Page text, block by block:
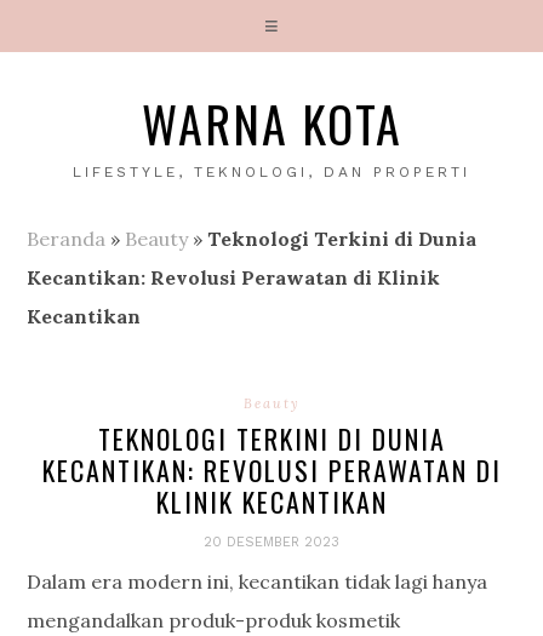
WARNA KOTA
LIFESTYLE, TEKNOLOGI, DAN PROPERTI
Beranda » Beauty» Teknologi Terkini di Dunia
Kecantikan: Revolusi Perawatan di Klinik
Kecantikan
Beauty
TEKNOLOGI TERKINI DI DUNIA
KECANTIKAN: REVOLUSI PERAWATAN DI
KLINIK KECANTIKAN
20 DESEMBER 2023
Dalam era modern ini, kecantikan tidak lagi hanya
mengandalkan produk-produk kosmetik